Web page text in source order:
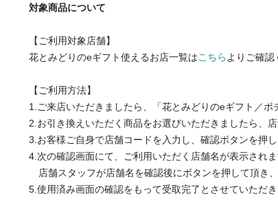
対象商品について
【ご利用対象店舗】
花とみどりのeギフト使えるお店一覧はこちらよりご確認
【ご利用方法】
1.ご来店いただきましたら、「花とみどりのeギフト／
2.お引き換えいただく商品をお選びいただきましたら、
3.お客様ご自身で店舗コードを入力し、確認ボタンを押し
4.次の確認画面にて、ご利用いただく店舗名が表示され
店舗スタッフが店舗名を確認後にボタンを押して頂き
5.使用済み画面の確認をもって受取完了とさせていただき